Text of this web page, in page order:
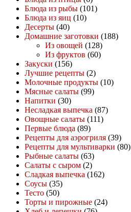
Блюда из рыбы (101)
Блюда из яиц (10)
Десерты (40)
Домашние заготовки (188)
Из овощей (128)
Из фруктов (60)
Закуски (156)
Лучшие рецепты (2)
Молочные продукты (10)
Мясные салаты (99)
Напитки (30)
Несладкая выпечка (87)
Овощные салаты (111)
Первые блюда (89)
Рецепты для аэрогриля (39)
Рецепты для мультиварки (80)
Рыбные салаты (63)
Салаты с сыром (2)
Сладкая выпечка (162)
Соусы (35)
Тесто (50)
Торты и пирожные (24)